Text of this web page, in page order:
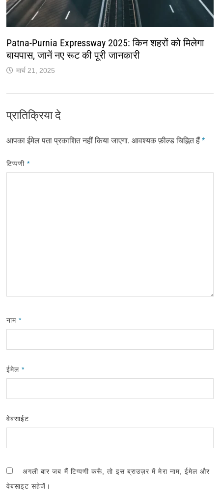
Patna-Purnia Expressway 2025: किन शहरों को मिलेगा
बायपास, जानें नए रूट की पूरी जानकारी
मार्च 21, 2025
प्रातिक्रिया दे
आपका ईमेल पता प्रकाशित नहीं किया जाएगा. आवश्यक फ़ील्ड चिह्नित हैं *
टिप्पणी*
नाम*
ईमेल*
वेबसाईट
अगली बार जब मैं टिप्पणी करूँ, तो इस ब्राउज़र में मेरा नाम, ईमेल और
वेबसाइट सहेजें।